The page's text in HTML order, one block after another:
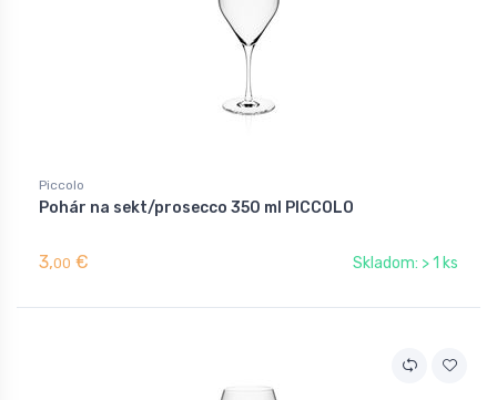
Piccolo
Pohár na sekt/prosecco 350 ml PICCOLO
3,00 € Skladom: > 1 ks